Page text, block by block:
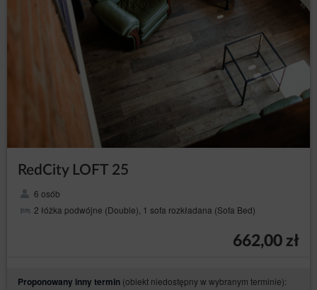
RedCity LOFT 25
6 osób
2 łóżka podwójne (Double), 1 sofa rozkładana (Sofa Bed)
662,00 zł
Proponowany inny termin (obiekt niedostępny w wybranym terminie):